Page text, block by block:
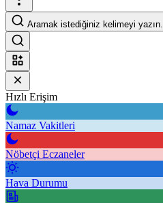
Aramak istediğiniz kelimeyi
Hızlı Erişim
Namaz Vakitleri
Nöbetçi Eczaneler
Hava Durumu